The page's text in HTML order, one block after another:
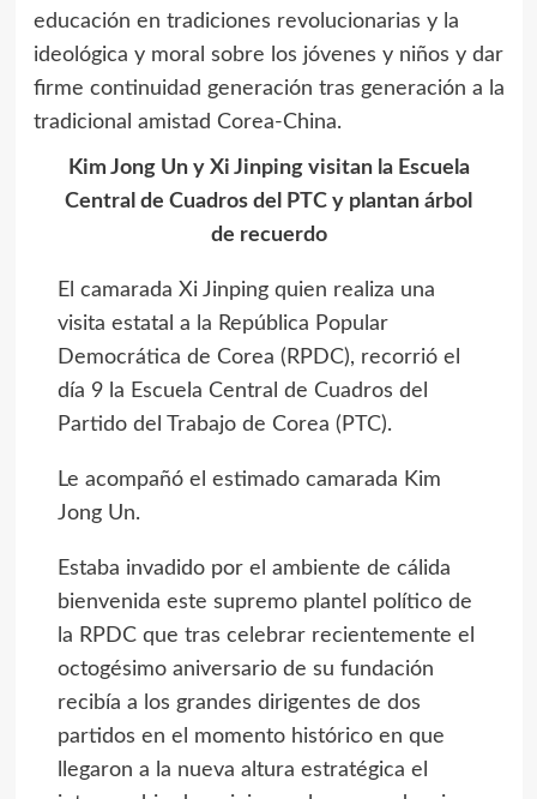
educación en tradiciones revolucionarias y la
ideológica y moral sobre los jóvenes y niños y dar
firme continuidad generación tras generación a la
tradicional amistad Corea-China.
Kim Jong Uny Xi Jinping visitan la Escuela
Central de Cuadros del PTC y plantan árbol
de recuerdo
El camarada Xi Jinping quien realiza una
visita estatal a la República Popular
Democrática de Corea (RPDC), recorrió el
día 9 la Escuela Central de Cuadros del
Partido del Trabajo de Corea (PTC).
Le acompañó el estimado camarada Kim
Jong Un.
Estaba invadido por el ambiente de cálida
bienvenida este supremo plantel político de
la RPDC que tras celebrar recientemente el
octogésimo aniversario de su fundación
recibía a los grandes dirigentes de dos
partidos en el momento histórico en que
llegaron a la nueva altura estratégica el